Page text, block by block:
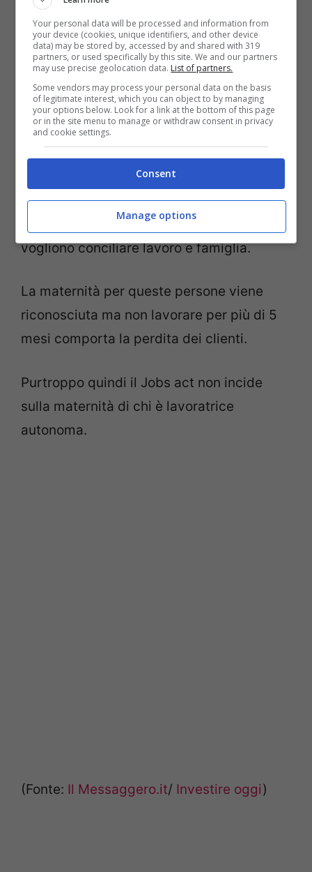
collegate alla base occupazionale.
A fronte di queste nuove norme per le
lavoratrici dipendenti si deve considerare
che inItalia aumenta il numero di donne
che aprono la partita IVA.
Nel 2012, rispetto al 2011 sono state più
6,97%. Spesso infatti questa è l’unica
alternativa lasciata alle donne che
vogliono conciliare lavoro e famiglia.
La maternità per queste persone viene
riconosciuta ma non lavorare per più di 5
mesi comporta la perdita dei clienti.
Purtroppo quindi il Jobs act non incide
sulla maternità di chi è lavoratrice
autonoma.
(Fonte: Il Messaggero.it/ Investire oggi)
Your personal data will be processed and information from
your device (cookies, unique identifiers, and other device
data) may be stored by, accessed by and shared with 319
partners, or used specifically by this site. We and our partners
may use precise geolocation data. List of partners.
Some vendors may process your personal data on the basis
of legitimate interest, which you can object to by managing
your options below. Look for a link at the bottom of this page
or in the site menu to manage or withdraw consent in privacy
and cookie settings.
Consent
Manage options